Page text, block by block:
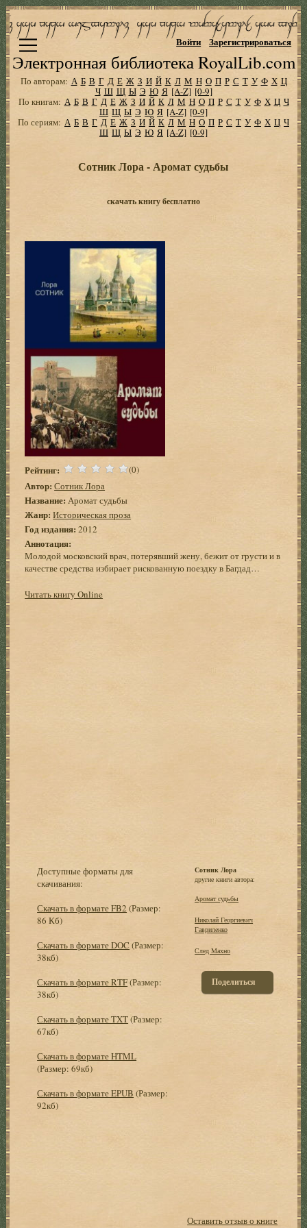
Электронная библиотека RoyalLib.com
Войти Зарегистрироваться
По авторам: А Б В Г Д Е Ж З И Й К Л М Н О П Р С Т У Ф Х Ц
Ч Ш Щ Ы Э Ю Я [A-Z] [0-9]
По книгам: А Б В Г Д Е Ж З И Й К Л М Н О П Р С Т У Ф Х Ц Ч
Ш Щ Ы Э Ю Я [A-Z] [0-9]
По сериям: А Б В Г Д Е Ж З И Й К Л М Н О П Р С Т У Ф Х Ц Ч
Ш Щ Ы Э Ю Я [A-Z] [0-9]
Сотник Лора - Аромат судьбы
скачать книгу бесплатно
Рейтинг: (0)
Автор: Сотник Лора
Название: Аромат судьбы
Жанр: Историческая проза
Год издания:2012
Аннотация:
Молодой московский врач, потерявший жену, бежит от грусти и в
качестве средства избирает рискованную поездку в Багдад…
Читать книгу Online
Доступные форматы для
скачивания:
Скачать в формате FB2 (Размер:
86 Кб)
Скачать в формате DOC (Размер:
38кб)
Скачать в формате RTF(Размер:
38кб)
Скачать в формате TXT(Размер:
67кб)
Скачать в формате HTML
(Размер: 69кб)
Скачать в формате EPUB (Размер:
92кб)
Сотник Лора
другие книги автора:
Аромат судьбы
Николай Георгиевич
Гавриленко
След Махно
Поделиться
Оставить отзыв о книге